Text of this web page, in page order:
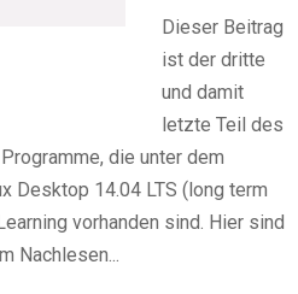
Dieser Beitrag
ist der dritte
und damit
letzte Teil des
die unter dem
Desktop 14.04 LTS (long term
vorhanden sind. Hier sind
Nachlesen...